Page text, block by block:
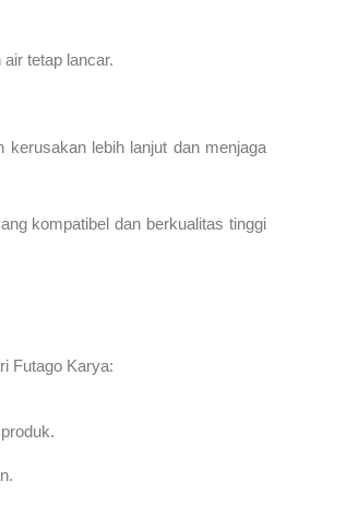
tetap lancar.
lebih lanjut dan menjaga
kompatibel dan berkualitas tinggi
Futago Karya: